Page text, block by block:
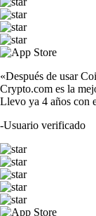
«Después de usar
Crypto.com es la
Llevo ya 4 años con
-Usuario verificado